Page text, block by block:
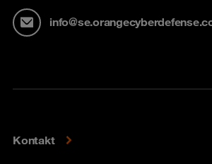
Kontakt